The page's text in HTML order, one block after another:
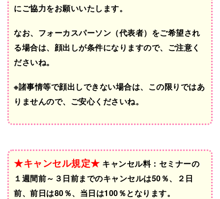
にご協力をお願いいたします。
なお、フォーカスパーソン（代表者）をご希望され
る場合は、顔出しが条件になりますので、ご注意く
ださいね。
※諸事情等で顔出しできない場合は、この限りではあ
りませんので、ご安心くださいね。
★キャンセル規定★ キャンセル料：セミナーの
１週間前～３日前までのキャンセルは50％、２日
前、前日は80％、当日は100％となります。